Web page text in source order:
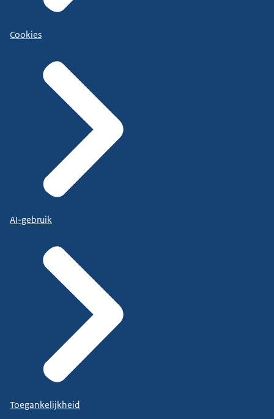
Cookies
AI-gebruik
Toegankelijkheid